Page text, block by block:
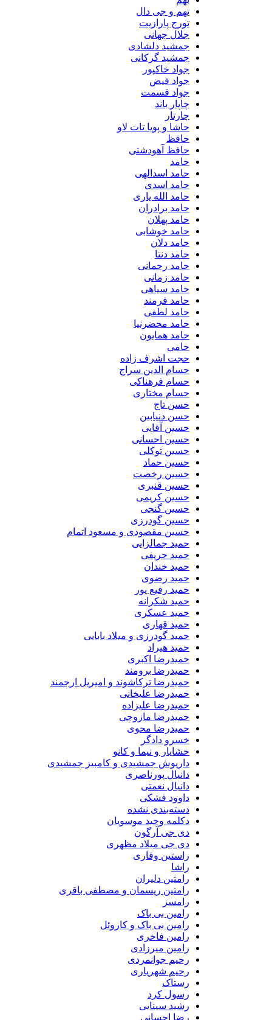
تهم و جی دال
تورج پارازیت
جلال جهانی
جمشید دلشادی
جمشید گرکانی
جواد خاکپور
جواد فیض
جواد قسمت
چاپار باند
چارتار
حاشا و پویا تات لاو
حافظ
حافظ آهودشتی
حامد
حامد اسدالهی
حامد اسدی
حامد الله یاری
حامد برادران
حامد پهلان
حامد خوشابی
حامد دلان
حامد دنتا
حامد رحمانی
حامد زمانی
حامد سیاهی
حامد فرمند
حامد لطفی
حامد محضرنیا
حامد همایون
حامی
حجت اشرف زاده
حسام الدین سراج
حسام فرهناکی
حسام مختاری
حسن تاج
حسن دنیابین
حسین آقایی
حسین احسانی
حسین توکلی
حسین حماد
حسین رخصت
حسین قنبری
حسین کریمی
حسین گنجی
حسین گودرزی
حسین مقصودی و مسعود اتمام
حمید جمالزایی
حمید حریفی
حمید خندان
حمید رضوی
حمید رفیع پور
حمید شکرانه
حمید عسکری
حمید قهاری
حمید گودرزی و میلاد بابایی
حمید هیراد
حمیدرضا اکبری
حمیدرضا برومند
حمیدرضا ترکاشوند و امیریل ارجمند
حمیدرضا علیخانی
حمیدرضا علیزاده
حمیدرضا مازوچی
حمیدرضا محوی
خسرو دادگر
خشایار و نیما و کانو
داریوش جمشیدی و کامبیز جمشیدی
دانیال پورناصری
دانیال نعمتی
داوود فشکی
دسته‌بندی نشده
دکلمه وحید موسویان
دی جی آرگون
دی جی میلاد مظهری
راستین وقاری
راشا
رامتین دلیران
رامتین ریسمان و مصطفی باقری
رامسز
رامین بی باک
رامین بی باک و کاروئل
رامین فاخری
رامین میرزادی
رحیم جوانمردی
رحیم شهریاری
رستاک
رسول کرد
رشید سینایی
رضا احسانی